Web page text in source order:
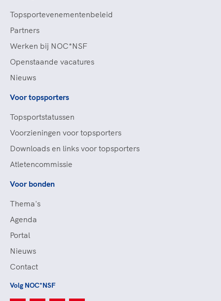
Topsportevenementenbeleid
Partners
Werken bij NOC*NSF
Openstaande vacatures
Nieuws
Voor topsporters
Topsportstatussen
Voorzieningen voor topsporters
Downloads en links voor topsporters
Atletencommissie
Voor bonden
Thema's
Agenda
Portal
Nieuws
Contact
Volg NOC*NSF